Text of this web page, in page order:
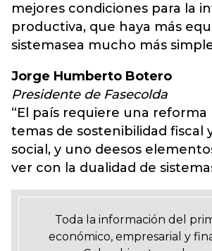
mejores condiciones para la
productiva, que haya más
sistemasea mucho más
Jorge Humberto Botero
Presidente de Fasecolda
“El país requiere una
temas de sostenibilidad fiscal
social, y uno deesos
ver con la dualidad de
Toda la información del
económico, empresarial y